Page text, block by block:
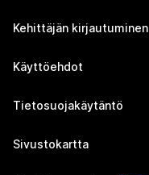
Kehittäjän kirjautuminen
Käyttöehdot
Tietosuojakäytäntö
Sivustokartta